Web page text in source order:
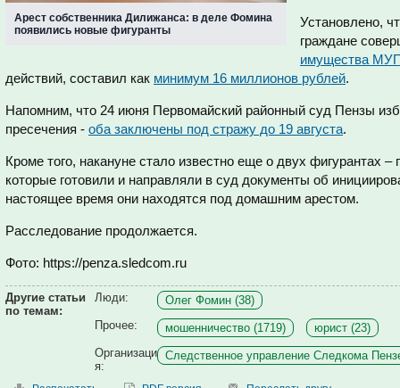
Арест собственника Дилижанса: в деле Фомина
появились новые фигуранты
Установлено,
граждане
имущества
действий, составил как минимум 16 миллионов рублей.
Напомним, что 24 июня Первомайский районный суд Пензы
пресечения - оба заключены под стражу до 19 августа.
Кроме того, накануне стало известно еще о двух фигурантах
которые готовили и направляли в суд документы об
настоящее время они находятся под домашним арестом.
Расследование продолжается.
Фото: https://penza.sledcom.ru
Другие статьи
по темам:
Люди:
Олег Фомин (38)
Прочее:
мошенничество (1719)
юрист (23)
Организаци
я:
Следственное управление Следкома